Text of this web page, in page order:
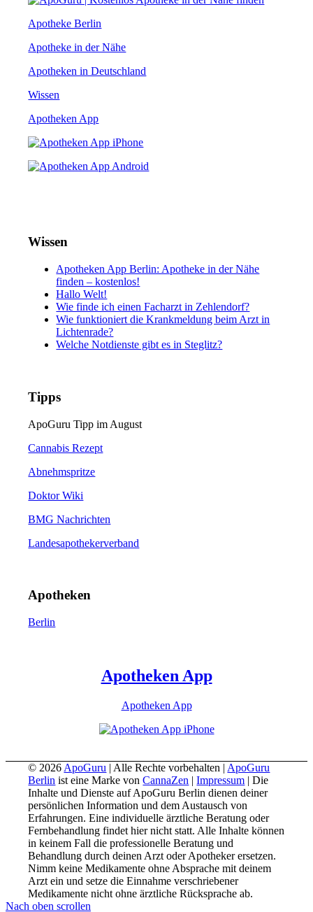
Apotheke Berlin
Apotheke in der Nähe
Apotheken in Deutschland
Wissen
Apotheken App
Wissen
Apotheken App Berlin: Apotheke in der Nähe
finden – kostenlos!
Hallo Welt!
Wie finde ich einen Facharzt in Zehlendorf?
Wie funktioniert die Krankmeldung beim Arzt in
Lichtenrade?
Welche Notdienste gibt es in Steglitz?
Tipps
ApoGuru Tipp im August
Cannabis Rezept
Abnehmspritze
Doktor Wiki
BMG Nachrichten
Landesapothekerverband
Apotheken
Berlin
Apotheken App
Apotheken App
© 2026 ApoGuru | Alle Rechte vorbehalten | ApoGuru
Berlin ist eine Marke vonCannaZen |Impressum | Die
Inhalte und Dienste auf ApoGuru Berlin dienen deiner
persönlichen Information und dem Austausch von
Erfahrungen. Eine individuelle ärztliche Beratung oder
Fernbehandlung findet hier nicht statt. Alle Inhalte können
in keinem Fall die professionelle Beratung und
Behandlung durch deinen Arzt oder Apotheker ersetzen.
Nimm keine Medikamente ohne Absprache mit deinem
Arzt ein und setze die Einnahme verschriebener
Medikamente nicht ohne ärztliche Rücksprache ab.
Nach oben scrollen